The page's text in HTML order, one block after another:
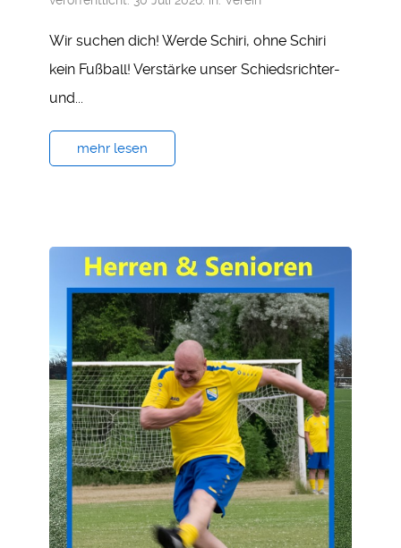
Wir suchen dich! Werde Schiri, ohne Schiri
kein Fußball! Verstärke unser Schiedsrichter-
und...
mehr lesen